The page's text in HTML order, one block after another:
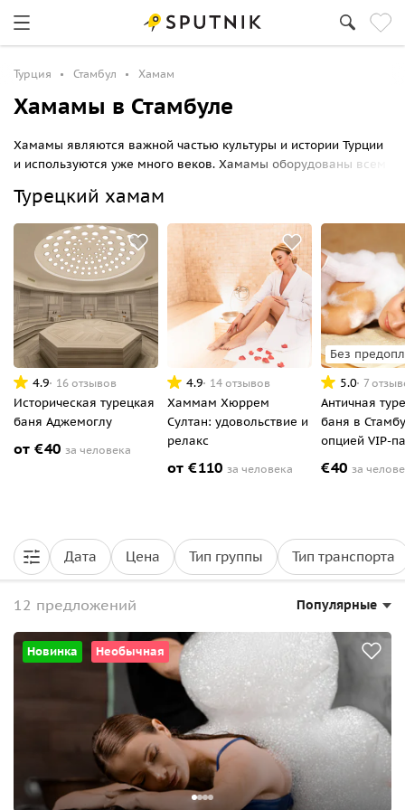
Турция Стамбул Хамам
Хамамы в Стамбуле
Хамамы являются важной частью культуры и истории Турции
и используются уже много веков. Хамамы оборудованы всем
Турецкий хамам
4.9 16 отзывов
Историческая турецкая
баня Аджемоглу
от €40 за человека
4.9 14 отзывов
Хаммам Хюррем
Султан: удовольствие и
релакс
от €110 за человека
Без
5.0 7
Античная
баня в
опцией VIP-
€40 за
Дата Цена Тип группы Тип транспорта
12 предложений Популярные
Новинка Необычная